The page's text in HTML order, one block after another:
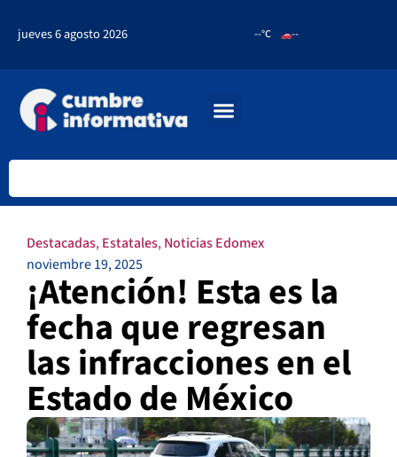
jueves 6 agosto 2026 --°C --
Destacadas,Estatales,Noticias Edomex
noviembre 19, 2025
¡Atención! Esta es la
fecha que regresan
las infracciones en el
Estado de México